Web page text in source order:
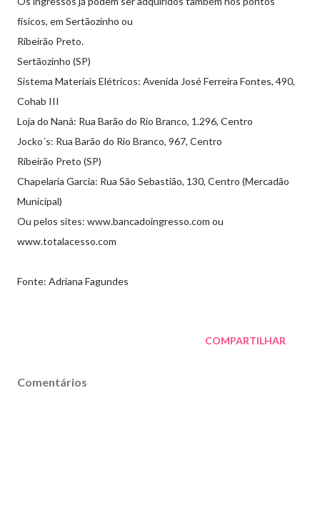
físicos, em Sertãozinho ou
Ribeirão Preto.
Sertãozinho (SP)
Sistema Materiais Elétricos: Avenida José Ferreira Fontes, 490,
Cohab III
Loja do Naná: Rua Barão do Rio Branco, 1.296, Centro
Jocko´s: Rua Barão do Rio Branco, 967, Centro
Ribeirão Preto (SP)
Chapelaria Garcia: Rua São Sebastião, 130, Centro (Mercadão
Municipal)
Ou pelos sites: www.bancadoingresso.com ou
www.totalacesso.com
Fonte: Adriana Fagundes
COMPARTILHAR
Comentários